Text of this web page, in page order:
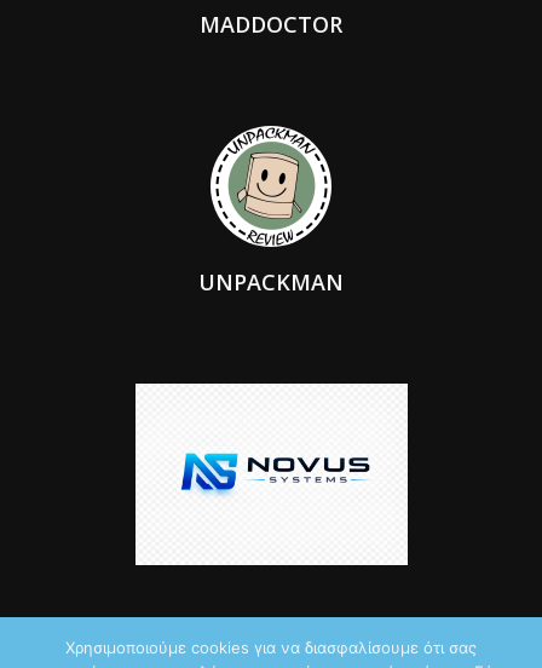
MADDOCTOR
UNPACKMAN
Χρησιμοποιούμε cookies για να διασφαλίσουμε ότι σας